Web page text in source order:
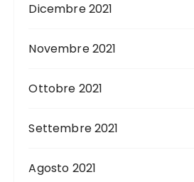
Dicembre 2021
Novembre 2021
Ottobre 2021
Settembre 2021
Agosto 2021